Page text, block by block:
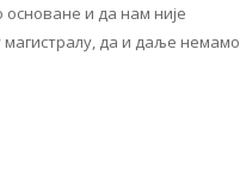
основане и да нам није
да и даље немамо